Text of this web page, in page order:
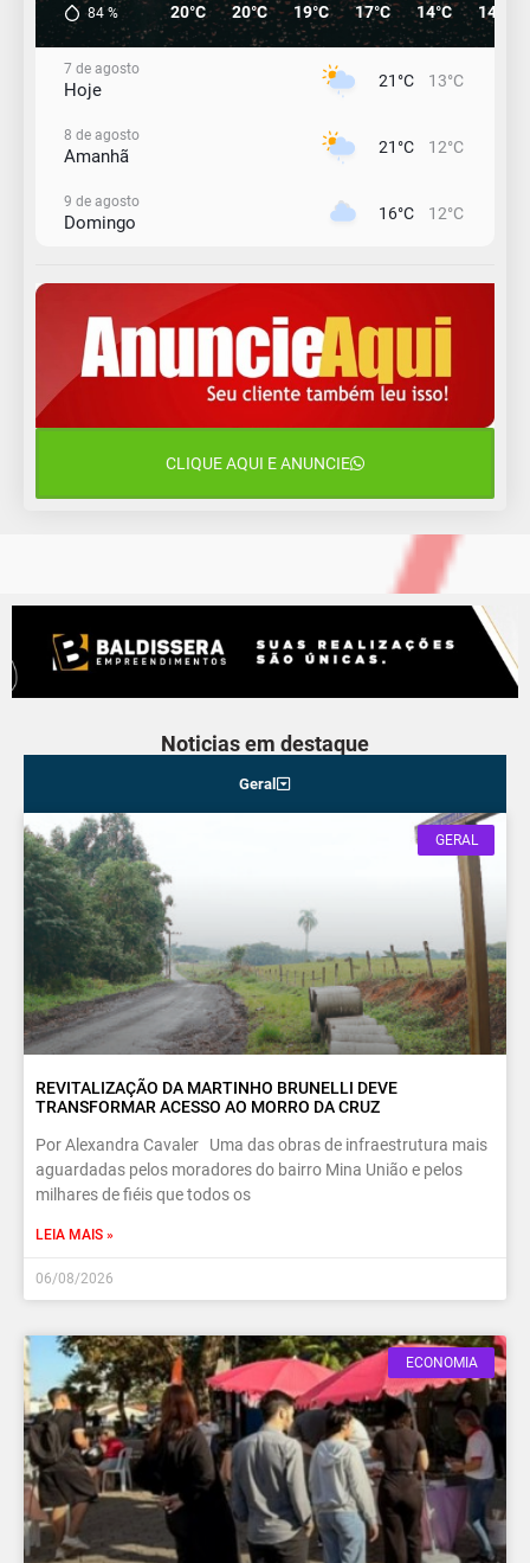
84 % 20°C 20°C 19°C 17°C 14°C 14°C
7 de agosto
Hoje 21°C 13°C
8 de agosto
Amanhã 21°C 12°C
9 de agosto
Domingo 16°C 12°C
Segunda-Feira 15°C 11°C
11 de agosto
Terça-Feira
CLIQUE AQUI E ANUNCIE
Noticias em destaque
Geral
GERAL
REVITALIZAÇÃO DA MARTINHO BRUNELLI DEVE
TRANSFORMAR ACESSO AO MORRO DA CRUZ
Por Alexandra Cavaler Uma das obras de infraestrutura mais
aguardadas pelos moradores do bairro Mina União e pelos
milhares de fiéis que todos os
LEIA MAIS »
06/08/2026
ECONOMIA